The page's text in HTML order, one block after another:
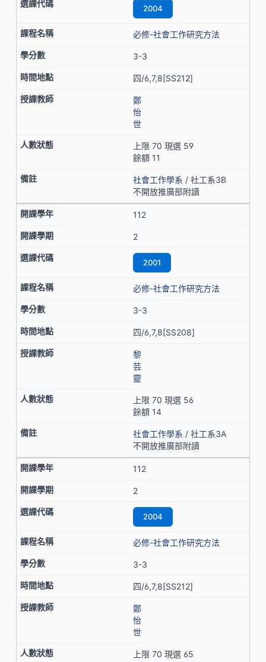
2004
必修-社會工作研究方法
3-3
四/6,7,8[SS212]
鄭
怡
世
上限 70 現選 59
餘額 11
社會工作學系 / 社工系3B
不開放推廣部附讀
112
2
2001
必修-社會工作研究方法
3-3
四/6,7,8[SS208]
黎
芸
靈
上限 70 現選 56
餘額 14
社會工作學系 / 社工系3A
不開放推廣部附讀
112
2
2004
必修-社會工作研究方法
3-3
四/6,7,8[SS212]
鄭
怡
世
上限 70 現選 65